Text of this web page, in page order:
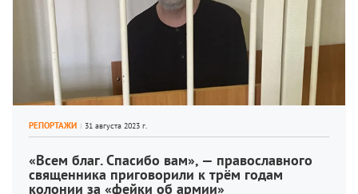
РЕПОРТАЖИ
«Всем благ. Спасибо вам», — православного
священника приговорили к трём годам
колонии за «фейки об армии»